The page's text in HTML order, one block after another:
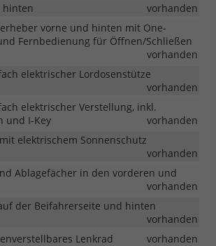
hinten
vorhanden
vorne und hinten mit One-
Fernbedienung für Öffnen/Schließen
vorhanden
elektrischer Lordosenstütze
vorhanden
elektrischer Verstellung, inkl.
und I-Key
vorhanden
elektrischem Sonnenschutz
vorhanden
Ablagefächer in den vorderen und
vorhanden
der Beifahrerseite und hinten
vorhanden
Lenkrad
vorhanden